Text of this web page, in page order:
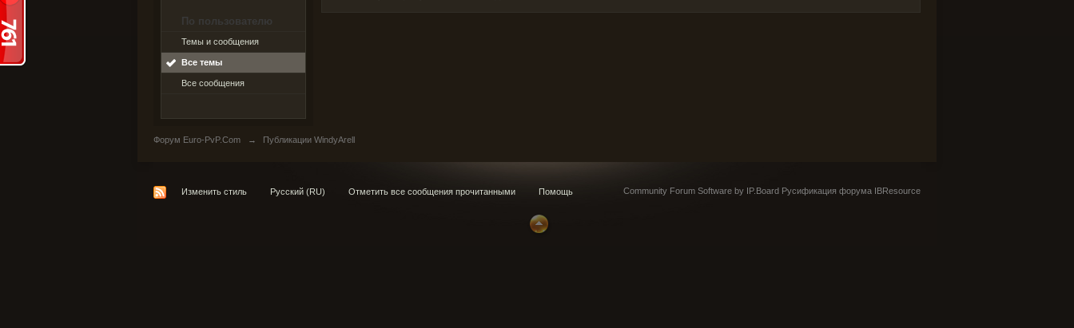
По пользователю
Темы и сообщения
Все темы
Все сообщения
Форум Euro-PvP.Com → Публикации WindyArell
Изменить стиль Русский (RU) Отметить все сообщения прочитанными Помощь Community Forum Software by IP.Board Русификация форума IBResource